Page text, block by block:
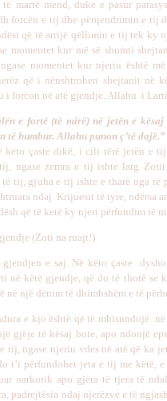
marrë mend, duke e pasur
forcën e tij dhe përqendrimin e tij
që të arrijë qëllimin e tij tek ky
momentet kur më së shumti
momentet kur njeriu është
që i nënshtrohen shejtanit në
i forcon në atë gjendje. Allahu i
e fortë (të mirë) në jetën e kësaj
të humbur. Allahu punon ç’të dojë.”
këto çaste dikë, i cili tërë jetën e
ngase zemra e tij ishte larg
tij, gjuha e tij ishte e tharë nga të
ndaj Krijuesit të tyre, ndërsa
që të ketë ky njeri përfundim të
(Zoti na ruajt!)
gjendjen e saj. Në këto çaste
në këtë gjendje, që do të thotë se
një dënim të dhimbshëm e të
e kjo është që të mbisundojë
gjëje të kësaj bote, apo ndonjë
ngase njeriu vdes në atë që ka
t’i përfundohet jeta e tij me këtë, e
narkotik apo gjëra të tjera të
padrejtësia ndaj njerëzve e të